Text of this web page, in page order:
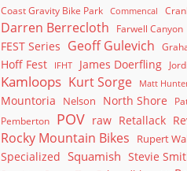
Coast Gravity Bike Park Commencal
Darren Berrecloth Farwell Canyon
FEST Series Geoff Gulevich
Hoff Fest IFHT James Doerfling
Kamloops Kurt Sorge Matt
Mountoria Nelson North Shore
Pemberton
POV raw Retallack
Rocky Mountain Bikes
Rupert
Specialized Squamish Stevie